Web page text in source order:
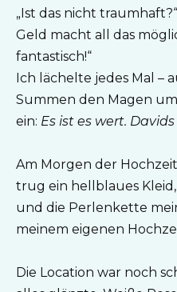
„Ist das nicht
Geld macht all das
fantastisch!“
Ich lächelte jedes Mal –
Summen den Magen
ein: Es ist es wert.
Am Morgen der
trug ein hellblaues
und die Perlenkette
meinem eigenen
Die Location war noch